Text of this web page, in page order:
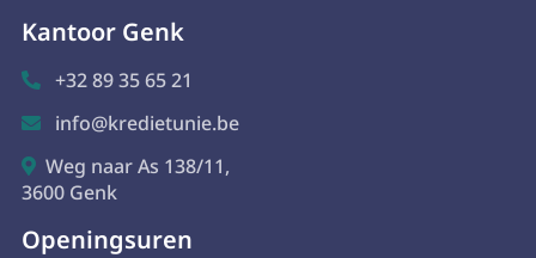
Kantoor Genk
 +32 89 35 65 21
 info@kredietunie.be
 Weg naar As 138/11,
3600 Genk
Openingsuren